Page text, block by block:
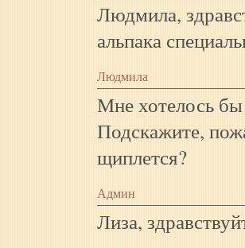
Людмила,
альпака
Людмила
Мне хотелось бы
Подскажите,
щиплется?
Админ
Лиза,